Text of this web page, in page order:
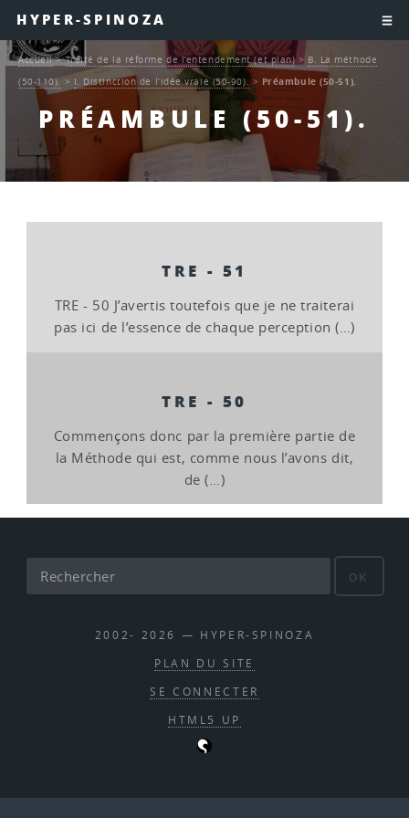
HYPER-SPINOZA
PRÉAMBULE (50-51).
Accueil>Traité de la réforme de l’entendement (et plan)> B. La méthode
(50-110). > I. Distinction de l’idée vraie (50-90).> Préambule (50-51).
TRE - 51
TRE - 50 J’avertis toutefois que je ne traiterai
pas ici de l’essence de chaque perception (…)
TRE - 50
Commençons donc par la première partie de
la Méthode qui est, comme nous l’avons dit,
de (…)
OK
2002- 2026 — HYPER-SPINOZA
PLAN DU SITE
SE CONNECTER
HTML5 UP